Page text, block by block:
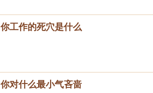
你工作的死穴是什么
你对什么最小气吝啬